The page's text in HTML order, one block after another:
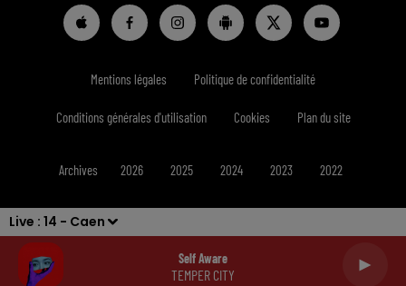
Live : 14 - Caen
Self Aware
TEMPER CITY
Mentions légales Politique de confidentialité
Conditions générales d'utilisation Cookies Plan du site
Archives 2026 2025 2024 2023 2022